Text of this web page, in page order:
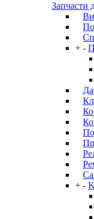
Запчасти
+ -
+ -